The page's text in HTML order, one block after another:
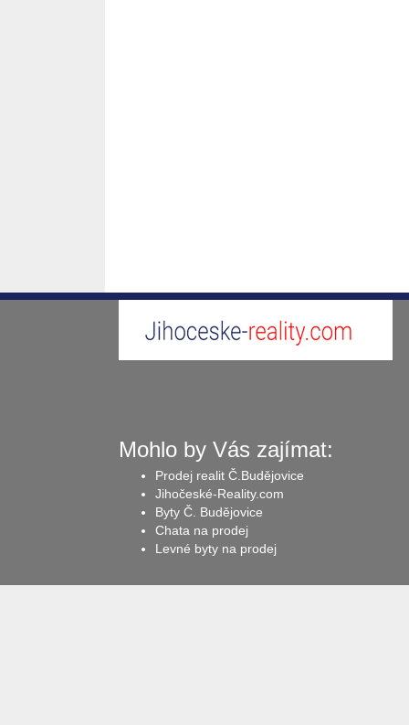
Mohlo by Vás zajímat:
Prodej realit Č.Budějovice
Jihočeské-Reality.com
Byty Č. Budějovice
Chata na prodej
Levné byty na prodej